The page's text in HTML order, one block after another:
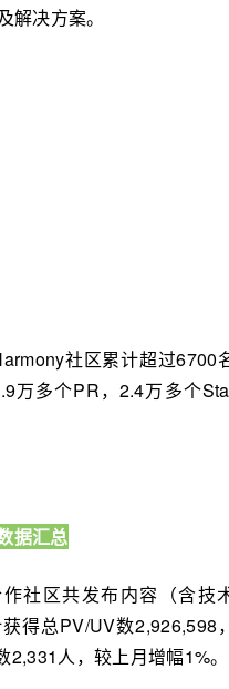
决方案。
社区累计超过6700
万多个PR，2.4万多个
据汇总
社区共发布内容（含技
得总PV/UV数2,926,598
人，较上月增幅1%。